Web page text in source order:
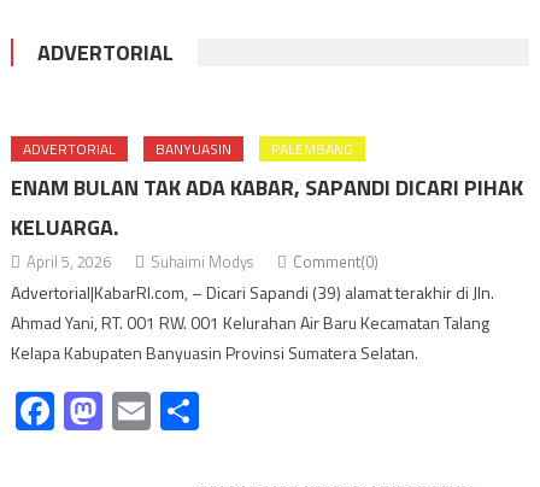
ADVERTORIAL
ADVERTORIAL BANYUASIN PALEMBANG
ENAM BULAN TAK ADA KABAR, SAPANDI DICARI PIHAK
KELUARGA.
April 5, 2026 Suhaimi Modys Comment(0)
Advertorial|KabarRI.com, – Dicari Sapandi (39) alamat terakhir di Jln.
Ahmad Yani, RT. 001 RW. 001 Kelurahan Air Baru Kecamatan Talang
Kelapa Kabupaten Banyuasin Provinsi Sumatera Selatan.
Facebook
Mastodon
EmailShare